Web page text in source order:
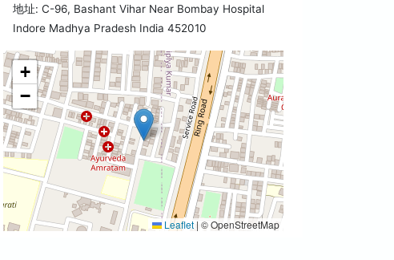
地址: C-96, Bashant Vihar Near Bombay Hospital
Indore Madhya Pradesh India 452010
+
−
Leaflet | © OpenStreetMap